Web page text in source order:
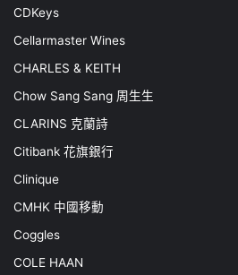
CDKeys
Cellarmaster Wines
CHARLES & KEITH
Chow Sang Sang 周生生
CLARINS 克蘭詩
Citibank 花旗銀行
Clinique
CMHK 中國移動
Coggles
COLE HAAN